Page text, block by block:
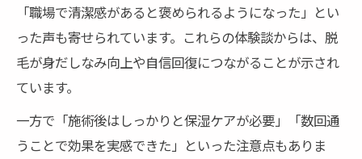
「職場で清潔感があると褒められるようになった」とい
った声も寄せられています。これらの体験談からは、脱
毛が身だしなみ向上や自信回復につながることが示され
ています。
一方で「施術後はしっかりと保湿ケアが必要」「数回通
うことで効果を実感できた」といった注意点もありま